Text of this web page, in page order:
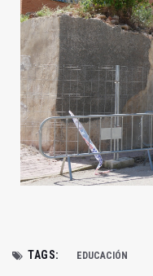
TAGS: EDUCACIÓN